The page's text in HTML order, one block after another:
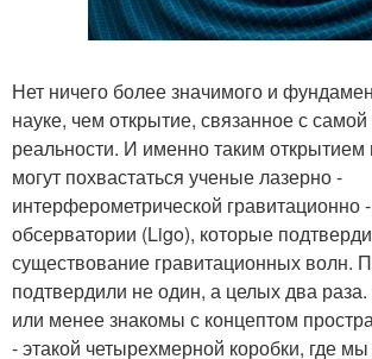
Нет ничего более значимого и
науке, чем открытие, связанное с
реальности. И именно таким открытием
могут похвастаться ученые лазерно -
интерферометрической гравитационно
обсерватории (Ligo), которые
существование гравитационных волн.
подтвердили не один, а целых два
или менее знакомы с концептом
- этакой четырехмерной коробки, где